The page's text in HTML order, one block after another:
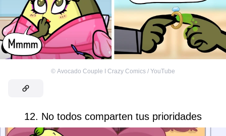
© Avocado Couple I Crazy Comics / YouTube
12. No todos comparten tus prioridades